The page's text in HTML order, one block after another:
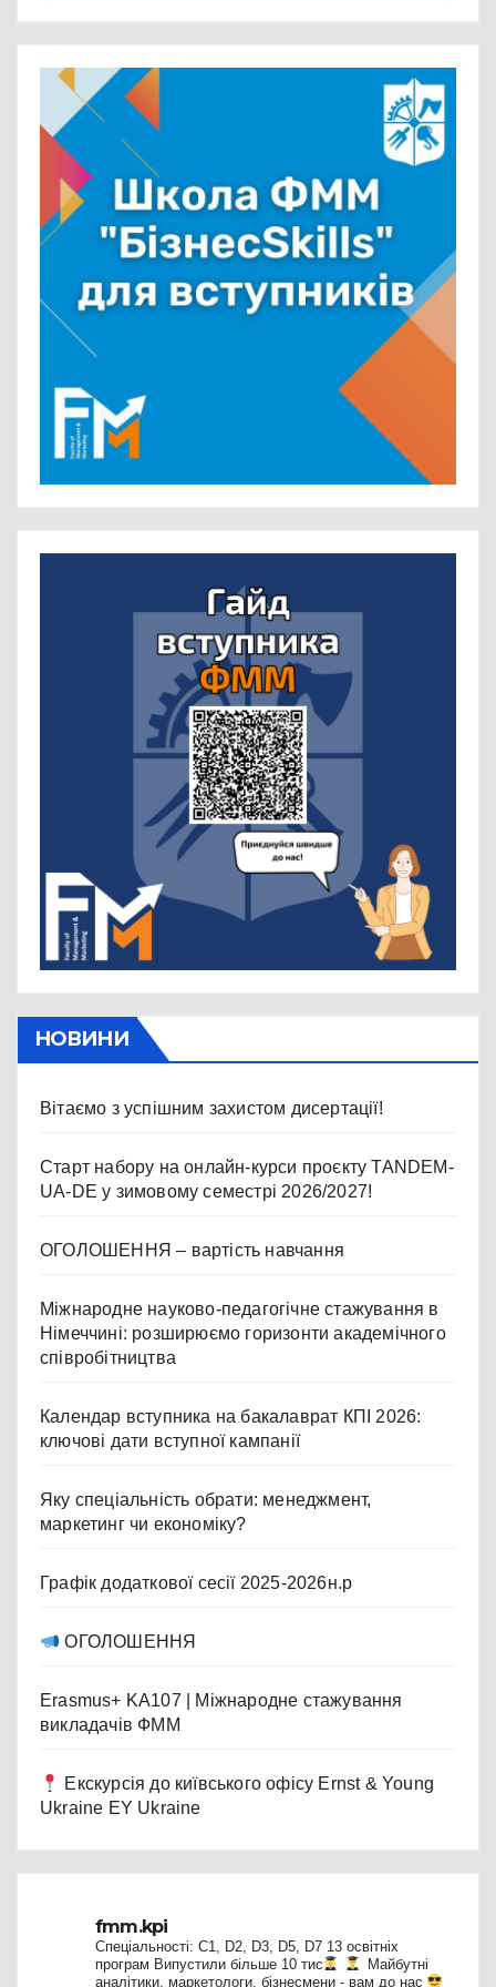
НОВИНИ
Вітаємо з успішним захистом дисертації!
Старт набору на онлайн-курси проєкту TANDEM-
UA-DE у зимовому семестрі 2026/2027!
ОГОЛОШЕННЯ – вартість навчання
Міжнародне науково-педагогічне стажування в
Німеччині: розширюємо горизонти академічного
співробітництва
Календар вступника на бакалаврат КПІ 2026:
ключові дати вступної кампанії
Яку спеціальність обрати: менеджмент,
маркетинг чи економіку?
Графік додаткової сесії 2025-2026н.р
ОГОЛОШЕННЯ
Erasmus+ KA107 | Міжнародне стажування
викладачів ФММ
Екскурсія до київського офісу Ernst & Young
Ukraine EY Ukraine
fmm.kpi
Спеціальності: C1, D2, D3, D5, D7 13 освітніх
програм Випустили більше 10 тис
Майбутні
аналітики, маркетологи, бізнесмени - вам до нас